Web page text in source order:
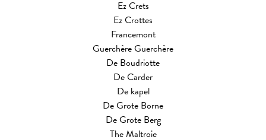
Ez Crets
Ez Crottes
Francemont
Guerchère Guerchère
De Boudriotte
De Carder
De kapel
De Grote Borne
De Grote Berg
The Maltroie